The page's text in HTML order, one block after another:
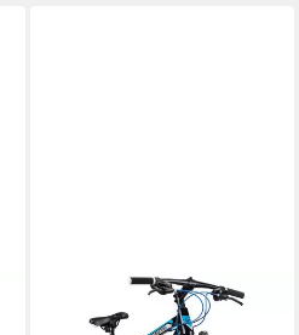
Mountainbike Canberra 26,